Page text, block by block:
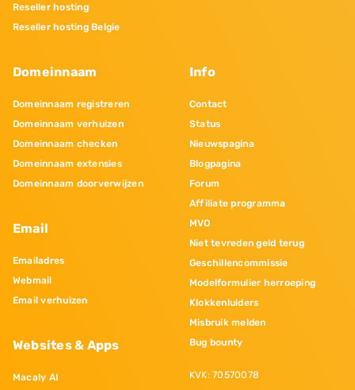
Reseller hosting
Reseller hosting Belgie
Domeinnaam
Domeinnaam registreren
Domeinnaam verhuizen
Domeinnaam checken
Domeinnaam extensies
Domeinnaam doorverwijzen
Email
Emailadres
Webmail
Email verhuizen
Websites & Apps
Macaly AI
Info
Contact
Status
Nieuwspagina
Blogpagina
Forum
Affiliate programma
MVO
Niet tevreden geld terug
Geschillencommissie
Modelformulier herroeping
Klokkenluiders
Misbruik melden
Bug bounty
KVK: 70570078